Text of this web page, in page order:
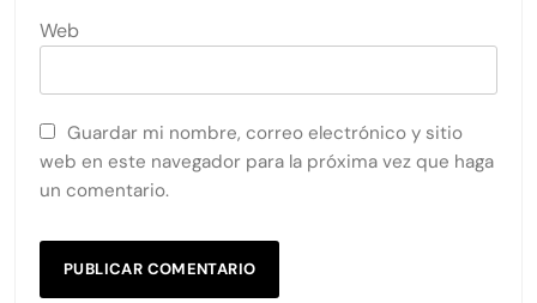
Web
Guardar mi nombre, correo electrónico y sitio
web en este navegador para la próxima vez que haga
un comentario.